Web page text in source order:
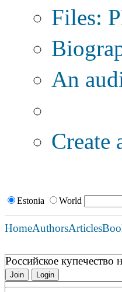
Files:
An
Create
Estonia World
HomeAuthorsArticles
Российское
Join Login